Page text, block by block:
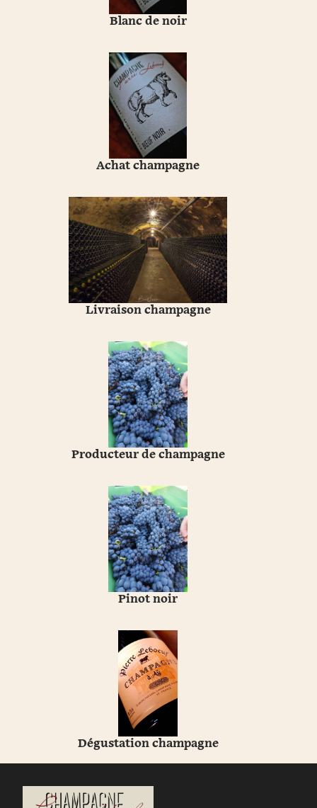
Blanc de noir
Achat champagne
Livraison champagne
Producteur de champagne
Pinot noir
Dégustation champagne